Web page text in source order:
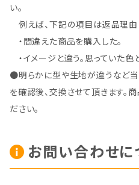
い。
例えば、下記の項目は返品理由
・間違えた商品を購入した。
・イメージと違う。思っていた
●明らかに型や生地が違うなど
を確認後、交換させて頂きます。
ださい。
お問い合わせに